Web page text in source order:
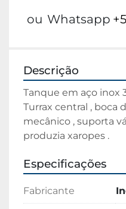
ou Whatsapp
Descrição
Tanque em aço inox
Turrax central , boca
mecânico , suporta
produzia xaropes .
Especificações
Fabricante